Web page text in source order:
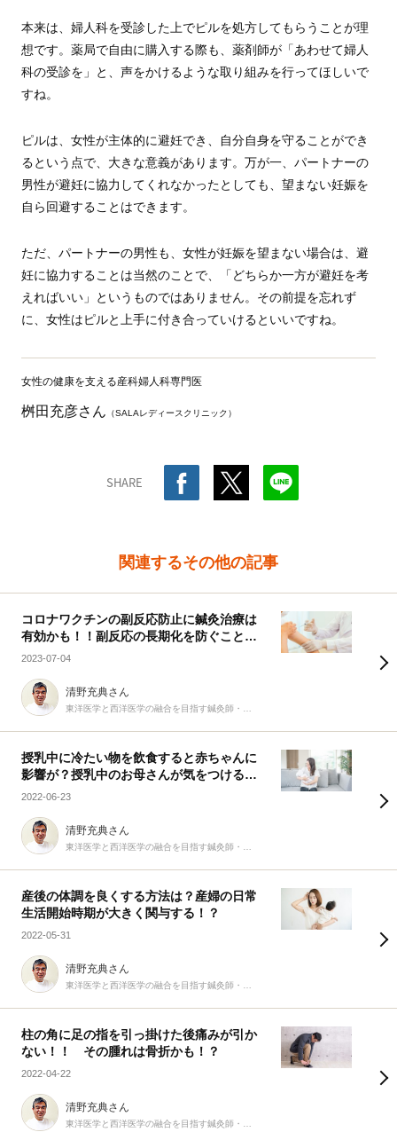
本来は、婦人科を受診した上でピルを処方してもらうことが理
想です。薬局で自由に購入する際も、薬剤師が「あわせて婦人
科の受診を」と、声をかけるような取り組みを行ってほしいで
すね。
ピルは、女性が主体的に避妊でき、自分自身を守ることができ
るという点で、大きな意義があります。万が一、パートナーの
男性が避妊に協力してくれなかったとしても、望まない妊娠を
自ら回避することはできます。
ただ、パートナーの男性も、女性が妊娠を望まない場合は、避
妊に協力することは当然のことで、「どちらか一方が避妊を考
えればいい」というものではありません。その前提を忘れず
に、女性はピルと上手に付き合っていけるといいですね。
女性の健康を支える産科婦人科専門医
桝田充彦さん （SALAレディースクリニック）
SHARE
関連するその他の記事
コロナワクチンの副反応防止に鍼灸治療は
有効かも！！副反応の長期化を防ぐことは
可能なのか！？
2023-07-04
清野充典さん
東洋医学と西洋医学の融合を目指す鍼灸師・柔道整復師
授乳中に冷たい物を飲食すると赤ちゃんに
影響が？授乳中のお母さんが気をつけるべ
き生活習慣について
2022-06-23
清野充典さん
東洋医学と西洋医学の融合を目指す鍼灸師・柔道整復師
産後の体調を良くする方法は？産婦の日常
生活開始時期が大きく関与する！？
2022-05-31
清野充典さん
東洋医学と西洋医学の融合を目指す鍼灸師・柔道整復師
柱の角に足の指を引っ掛けた後痛みが引か
ない！！ その腫れは骨折かも！？
2022-04-22
清野充典さん
東洋医学と西洋医学の融合を目指す鍼灸師・柔道整復師